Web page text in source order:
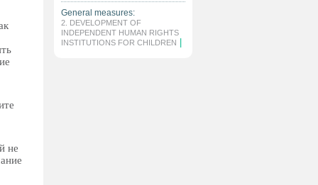
не
General measures:
2. DEVELOPMENT OF
INDEPENDENT HUMAN RIGHTS
INSTITUTIONS FOR CHILDREN